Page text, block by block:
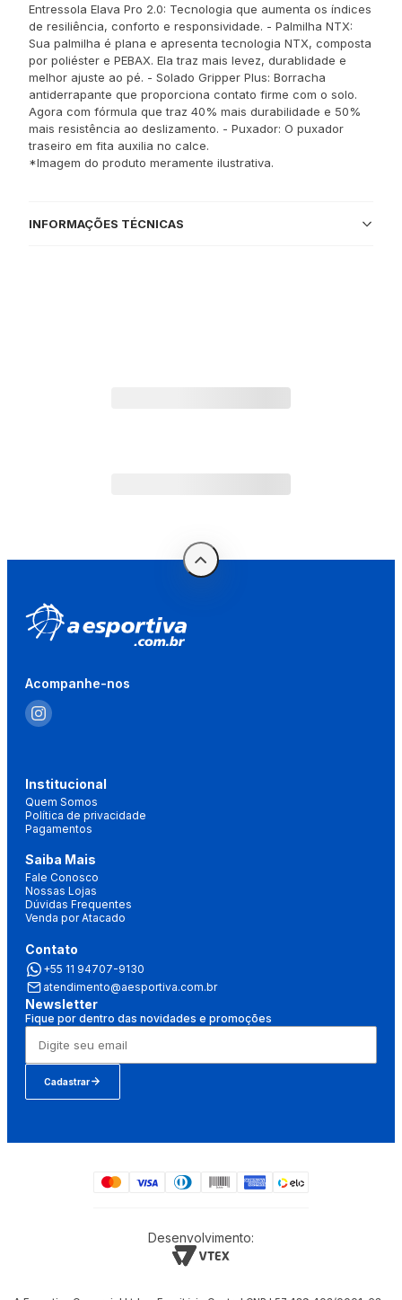
Entressola Elava Pro 2.0: Tecnologia que aumenta os índices
de resiliência, conforto e responsividade. - Palmilha NTX:
Sua palmilha é plana e apresenta tecnologia NTX, composta
por poliéster e PEBAX. Ela traz mais levez, durablidade e
melhor ajuste ao pé. - Solado Gripper Plus: Borracha
antiderrapante que proporciona contato firme com o solo.
Agora com fórmula que traz 40% mais durabilidade e 50%
mais resistência ao deslizamento. - Puxador: O puxador
traseiro em fita auxilia no calce.
*Imagem do produto meramente ilustrativa.
INFORMAÇÕES TÉCNICAS
Acompanhe-nos
Institucional
Quem Somos
Política de privacidade
Pagamentos
Saiba Mais
Fale Conosco
Nossas Lojas
Dúvidas Frequentes
Venda por Atacado
Contato
+55 11 94707-9130
atendimento@aesportiva.com.br
Newsletter
Fique por dentro das novidades e promoções
Cadastrar
Desenvolvimento: